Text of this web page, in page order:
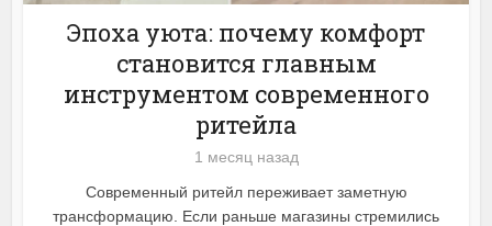
Эпоха уюта: почему комфорт
становится главным
инструментом современного
ритейла
1 месяц назад
Современный ритейл переживает заметную
трансформацию. Если раньше магазины стремились